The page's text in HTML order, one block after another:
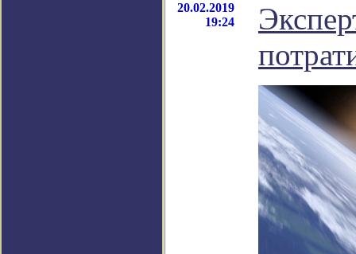
20.02.2019
19:24